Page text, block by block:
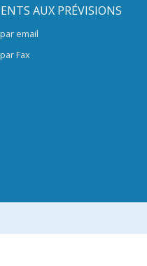
AUX PRÉVISIONS
email
Fax